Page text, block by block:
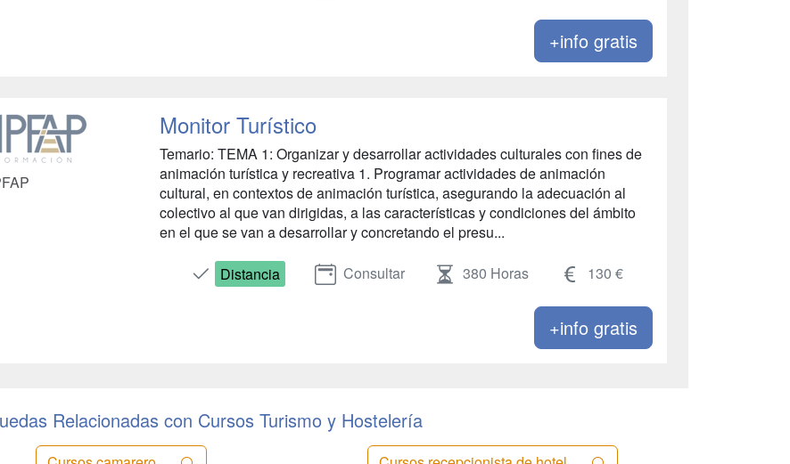
+info gratis
Monitor Turístico
Temario: TEMA 1: Organizar y desarrollar actividades culturales con fines de
animación turística y recreativa 1. Programar actividades de animación
cultural, en contextos de animación turística, asegurando la adecuación al
colectivo al que van dirigidas, a las características y condiciones del ámbito
en el que se van a desarrollar y concretando el presu...
Distancia Consultar 380 Horas 130 €
+info gratis
Relacionadas con Cursos Turismo y Hostelería